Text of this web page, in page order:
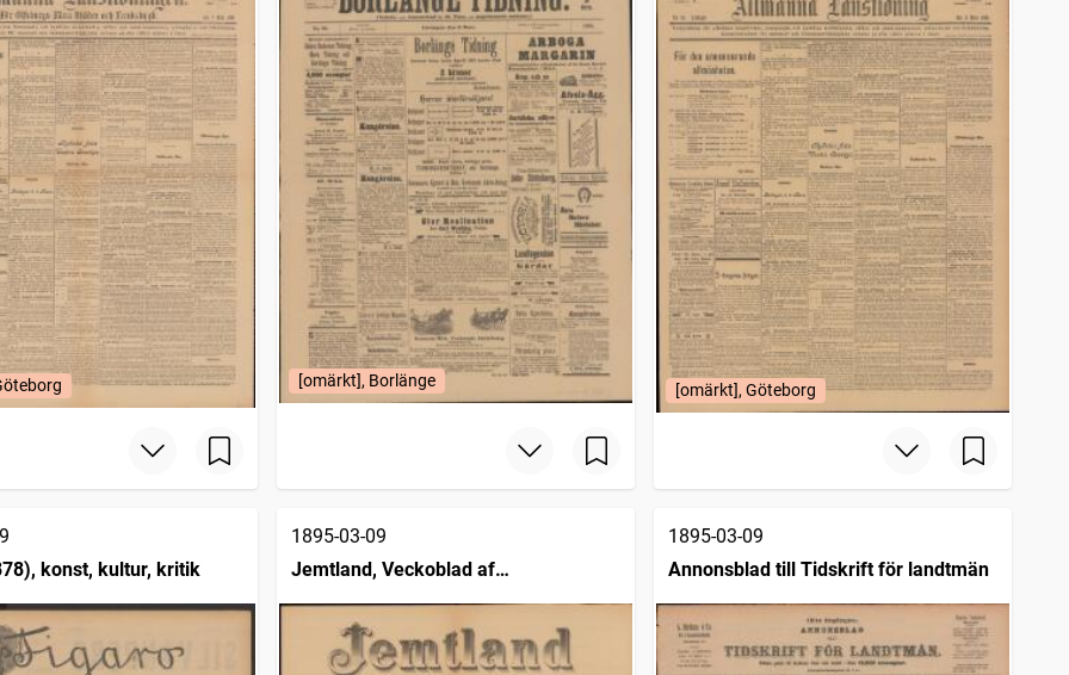
[omärkt], Borlänge
[omärkt], Göteborg
konst, kultur, kritik
1895-03-09
Jemtland, Veckoblad af
Östersundsposten
1895-03-09
Annonsblad till Tidskrift för landtmän